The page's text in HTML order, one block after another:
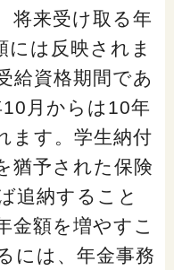
将来受け取る年
には反映されま
給資格期間であ
月からは10年
ます。学生納付
猶予された保険
追納すること
金額を増やすこ
には、年金事務